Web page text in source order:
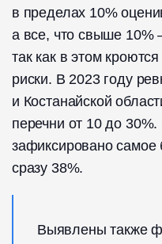
в пределах 10%
а все, что свыше 10%
так как в этом
риски. В 2023 году
и Костанайской
перечни от 10 до 30%.
зафиксировано
сразу 38%.
Выявлены также